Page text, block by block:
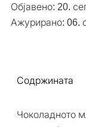
Објавено: 20.
Ажурирано: 06.
Содржината
Чоколадното